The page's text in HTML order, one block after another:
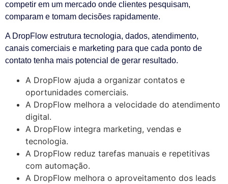
competir em um mercado onde clientes pesquisam,
comparam e tomam decisões rapidamente.
A DropFlow estrutura tecnologia, dados, atendimento,
canais comerciais e marketing para que cada ponto de
contato tenha mais potencial de gerar resultado.
A DropFlow ajuda a organizar contatos e
oportunidades comerciais.
A DropFlow melhora a velocidade do atendimento
digital.
A DropFlow integra marketing, vendas e
tecnologia.
A DropFlow reduz tarefas manuais e repetitivas
com automação.
A DropFlow melhora o aproveitamento dos leads